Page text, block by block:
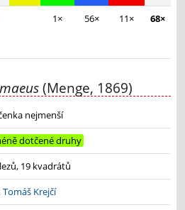
1× 56× 11× 68×
(Menge, 1869)
nejmenší
dotčené druhy
19 kvadrátů
Tomáš Krejčí